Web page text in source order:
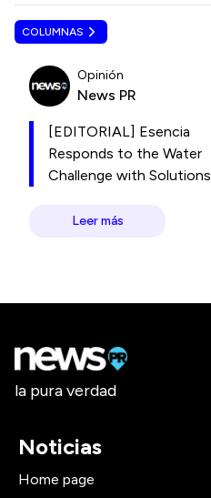
COLUMNAS
Opinión
News PR
[EDITORIAL] Esencia
Responds to the Water
Challenge with Solutions
Leer más
la pura verdad
Noticias
Home page